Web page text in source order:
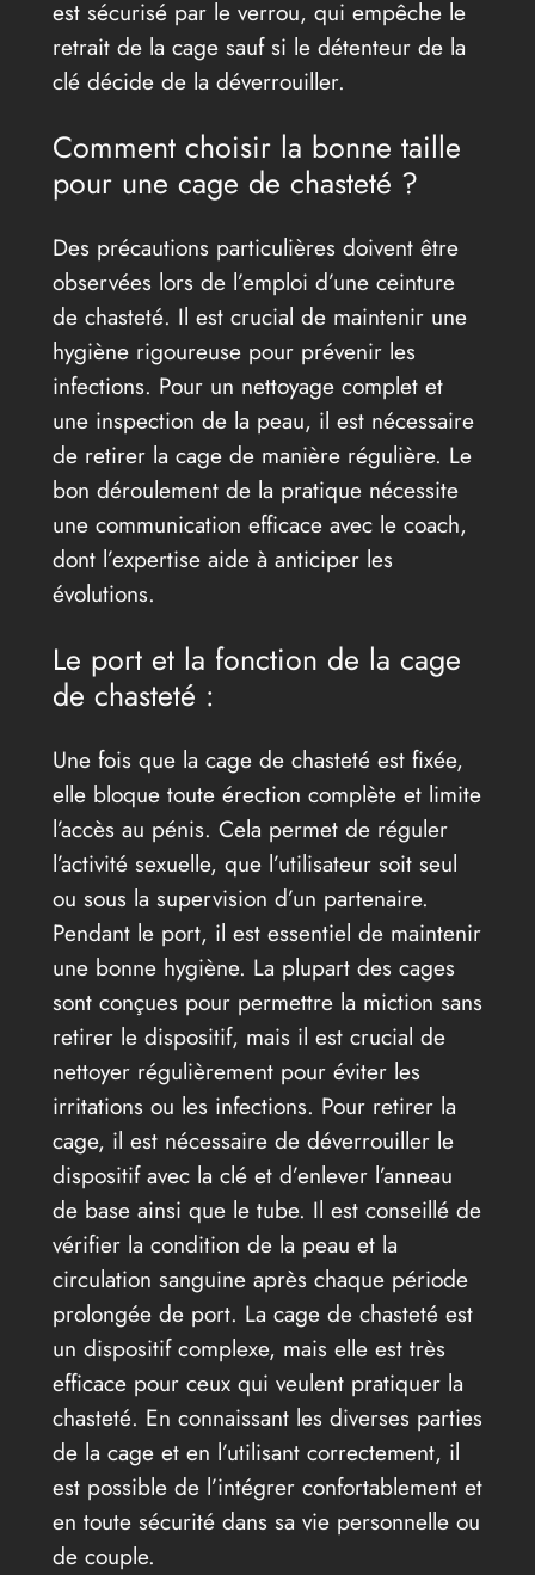
est sécurisé par le verrou, qui empêche le
retrait de la cage sauf si le détenteur de la
clé décide de la déverrouiller.
Comment choisir la bonne taille
pour une cage de chasteté ?
Des précautions particulières doivent être
observées lors de l’emploi d’une ceinture
de chasteté. Il est crucial de maintenir une
hygiène rigoureuse pour prévenir les
infections. Pour un nettoyage complet et
une inspection de la peau, il est nécessaire
de retirer la cage de manière régulière. Le
bon déroulement de la pratique nécessite
une communication efficace avec le coach,
dont l’expertise aide à anticiper les
évolutions.
Le port et la fonction de la cage
de chasteté :
Une fois que la cage de chasteté est fixée,
elle bloque toute érection complète et limite
l’accès au pénis. Cela permet de réguler
l’activité sexuelle, que l’utilisateur soit seul
ou sous la supervision d’un partenaire.
Pendant le port, il est essentiel de maintenir
une bonne hygiène. La plupart des cages
sont conçues pour permettre la miction sans
retirer le dispositif, mais il est crucial de
nettoyer régulièrement pour éviter les
irritations ou les infections. Pour retirer la
cage, il est nécessaire de déverrouiller le
dispositif avec la clé et d’enlever l’anneau
de base ainsi que le tube. Il est conseillé de
vérifier la condition de la peau et la
circulation sanguine après chaque période
prolongée de port. La cage de chasteté est
un dispositif complexe, mais elle est très
efficace pour ceux qui veulent pratiquer la
chasteté. En connaissant les diverses parties
de la cage et en l’utilisant correctement, il
est possible de l’intégrer confortablement et
en toute sécurité dans sa vie personnelle ou
de couple.